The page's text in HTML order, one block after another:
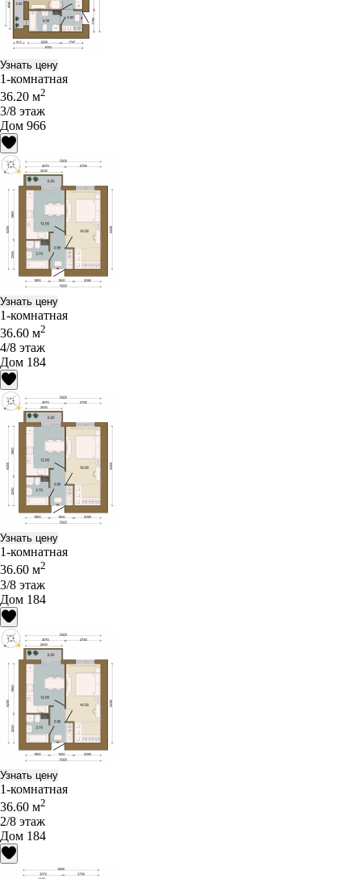
Узнать цену
1-комнатная
36.20 м2
3/8 этаж
Дом 966
Узнать цену
1-комнатная
36.60 м2
4/8 этаж
Дом 184
Узнать цену
1-комнатная
36.60 м2
3/8 этаж
Дом 184
Узнать цену
1-комнатная
36.60 м2
2/8 этаж
Дом 184